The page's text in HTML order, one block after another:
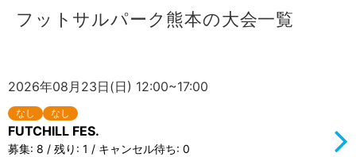
フットサルパーク熊本の大会一覧
2026年08月23日(日) 12:00~17:00
なし なし
FUTCHILL FES.
募集: 8 / 残り: 1 / キャンセル待ち: 0